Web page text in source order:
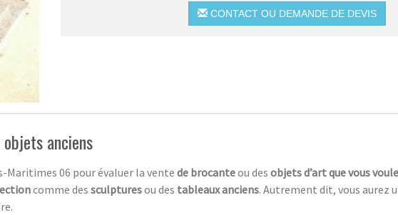
CONTACT OU DEMANDE DE DEVIS
anciens
Maritimes 06 pour évaluer la vente de brocanteou des objets d’art que vous
comme des sculpturesou des tableaux anciens. Autrement dit, vous aurez